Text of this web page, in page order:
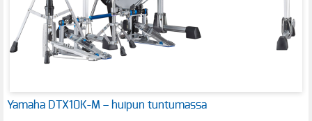
Yamaha DTX10K-M – huipun tuntumassa